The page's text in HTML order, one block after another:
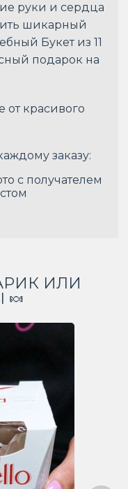
руки и сердца
шикарный
Букет из 11
подарок на
от красивого
заказу:
с получателем
ИЛИ